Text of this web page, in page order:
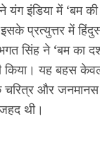
ने यंग इंडिया में
प्रत्युत्तर में
सिंह ने ‘बम
किया। यह बहस
चरित्र और
थी।